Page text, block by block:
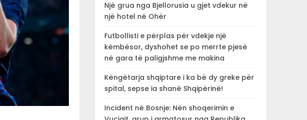
Një grua nga Bjellorusia u gjet vdekur në
një hotel në Ohër
Futbollisti e përplas për vdekje një
këmbësor, dyshohet se po merrte pjesë
në gara të paligjshme me makina
Këngëtarja shqiptare i ka bë dy greke për
spital, sepse ia shanë Shqipërinë!
Incident në Bosnje: Nën shoqerimin e